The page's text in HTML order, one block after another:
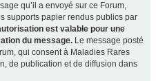
qu’il a envoyé sur ce Forum,
supports papier rendus publics par
est valable pour une
du message. Le message posté
qui consent à Maladies Rares
de publication et de diffusion dans